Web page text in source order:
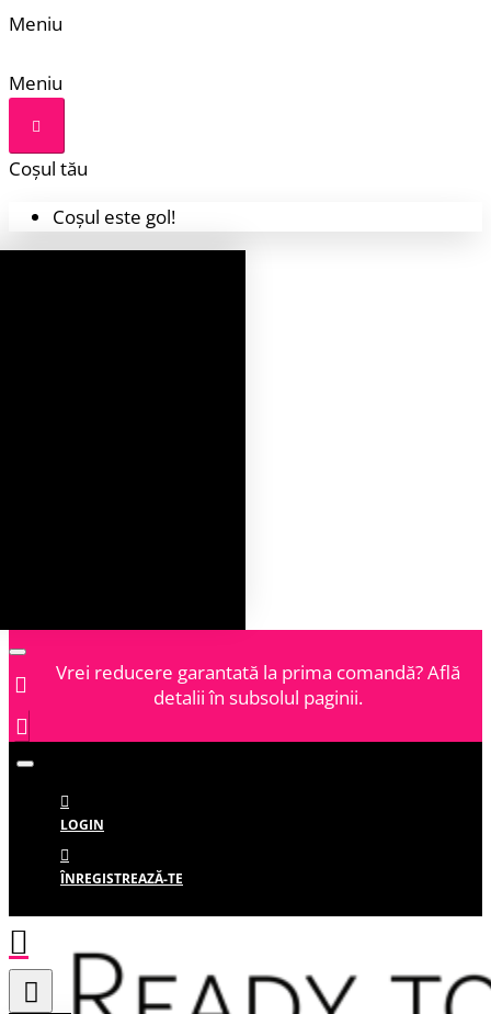
Meniu
Meniu
Coșul tău
Coșul este gol!
Vrei reducere garantată la prima comandă? Află
detalii în subsolul paginii.
LOGIN
ÎNREGISTREAZĂ-TE